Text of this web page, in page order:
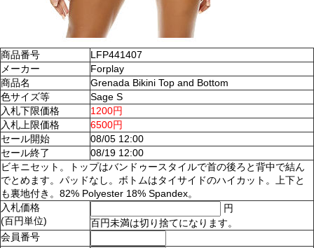
商品番号
LFP441407
メーカー
Forplay
商品名
Grenada Bikini Top and Bottom
色サイズ等
Sage S
入札下限価格
1200円
入札上限価格
6500円
セール開始
08/05 12:00
セール終了
08/19 12:00
ビキニセット。トップはバンドゥースタイルで首の後ろと背中で結ん
でとめます。パッドなし。ボトムはタイサイドのハイカット。上下と
も裏地付き。82% Polyester 18% Spandex。
入札価格
(百円単位)
円
百円未満は切り捨てになります。
会員番号